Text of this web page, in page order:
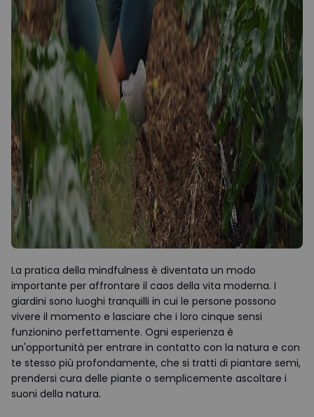
La pratica della mindfulness è diventata un modo
importante per affrontare il caos della vita moderna. I
giardini sono luoghi tranquilli in cui le persone possono
vivere il momento e lasciare che i loro cinque sensi
funzionino perfettamente. Ogni esperienza è
un'opportunità per entrare in contatto con la natura e con
te stesso più profondamente, che si tratti di piantare semi,
prendersi cura delle piante o semplicemente ascoltare i
suoni della natura.